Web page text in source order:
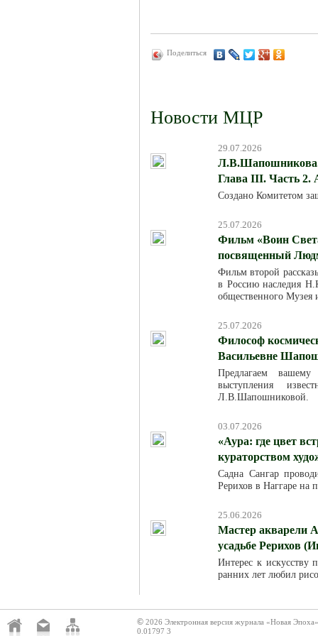
Поделиться
Новости МЦР
29.07.2026
Л.В.Шапошникова.
Глава III. Часть 2.
Создано Комитетом
25.07.2026
Фильм «Воин
посвященный
Фильм второй
в Россию наследия
общественного
25.07.2026
Философ
Васильевне
Предлагаем
выступления
Л.В.Шапошниковой.
03.07.2026
«Аура: где цвет
кураторством
Садна Сангар
Рерихов в Наггаре на
25.06.2026
Мастер акварели
усадьбе Рерихов
Интерес к искусству
ранних лет любил
© 2026 Электронная версия журнала «Новая Эпоха»
0.01797 3